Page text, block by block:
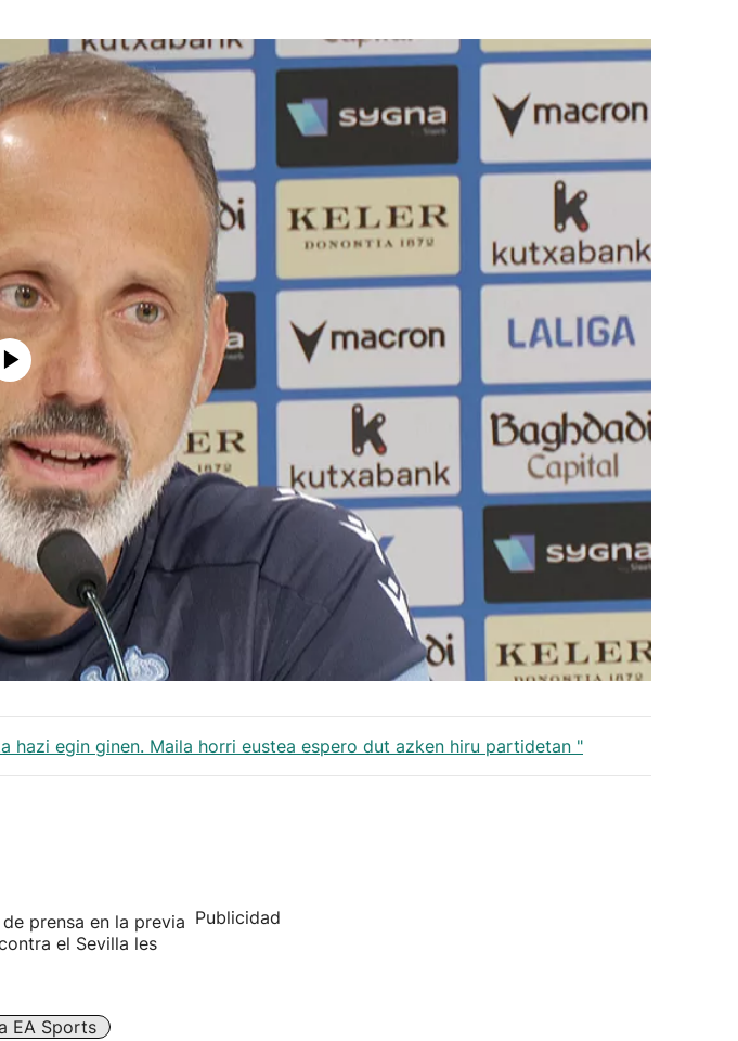
hazi egin ginen. Maila horri eustea espero dut azken hiru partidetan "
prensa en la previa
el Sevilla les
EA Sports
Publicidad